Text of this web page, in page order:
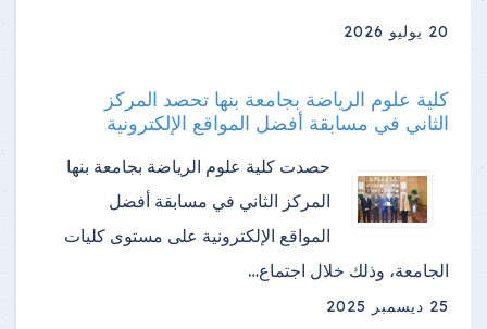
20 يوليو 2026
كلية علوم الرياضة بجامعة بنها تحصد المركز
الثاني في مسابقة أفضل المواقع الإلكترونية
حصدت كلية علوم الرياضة بجامعة بنها
المركز الثاني في مسابقة أفضل
المواقع الإلكترونية على مستوى كليات
الجامعة، وذلك خلال اجتماع…
25 ديسمبر 2025